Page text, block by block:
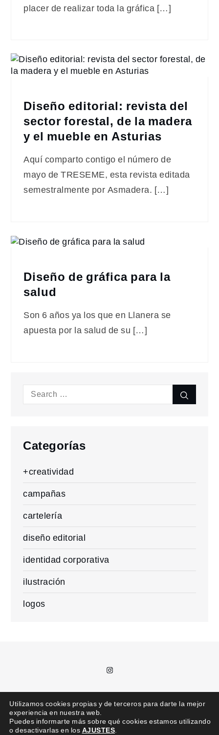
placer de realizar toda la gráfica […]
Diseño editorial: revista del
sector forestal, de la madera
y el mueble en Asturias
Aquí comparto contigo el número de
mayo de TRESEME, esta revista editada
semestralmente por Asmadera. […]
Diseño de gráfica para la
salud
Son 6 años ya los que en Llanera se
apuesta por la salud de su […]
Search
Categorías
+creatividad
campañas
cartelería
diseño editorial
identidad corporativa
ilustración
logos
Instagram
Utilizamos cookies propias y de terceros para darte la mejor
experiencia en nuestra web.
Puedes informarte más sobre qué cookies estamos utilizando
o desactivarlas en los AJUSTES.